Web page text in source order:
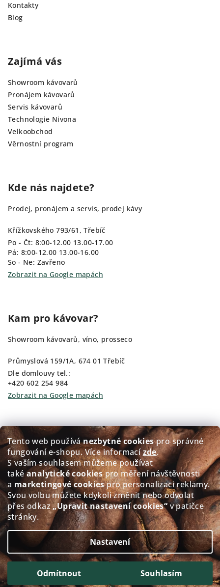
Tento web používánezbytné cookiespro správné
fungování e‑shopu. Více informacízde.
S vaším souhlasem můžeme používat
takéanalytické cookiespro měření návštěvnosti
a marketingové cookiespro personalizaci reklamy.
Svou volbu můžete kdykoli změnit nebo odvolat
přes odkaz„Upravit nastavení cookies“v patičce
stránky.
Nastavení
Odmítnout Souhlasím
Kontakty
Blog
Zajímá vás
Showroom kávovarů
Pronájem kávovarů
Servis kávovarů
Technologie Nivona
Velkoobchod
Věrnostní program
Kde nás najdete?
Prodej, pronájem a servis, prodej kávy
Křížkovského 793/61, Třebíč
Po - Čt: 8:00-12.00 13.00-17.00
Pá: 8:00-12.00 13.00-16.00
So - Ne: Zavřeno
Zobrazit na Google mapách
Kam pro kávovar?
Showroom kávovarů, víno, prosseco
Průmyslová 159/1A, 674 01 Třebíč
Dle domlouvy tel.:
+420 602 254 984
Zobrazit na Google mapách
Kam pro kávu?
Prodej čerstvě pražené kávy GOLDEN Coffee
Přerovského 151/5, 674 01 Třebíč
Po - Pá: 8:00-12:00 12:30-17.30
So: 8:30-11.30
Ne: Zavřeno
Zobrazit na Google mapách
Copyright 2026alacaffé. Všechna práva vyhrazena.
Upravit nastavení cookies
Vytvořil Shoptet